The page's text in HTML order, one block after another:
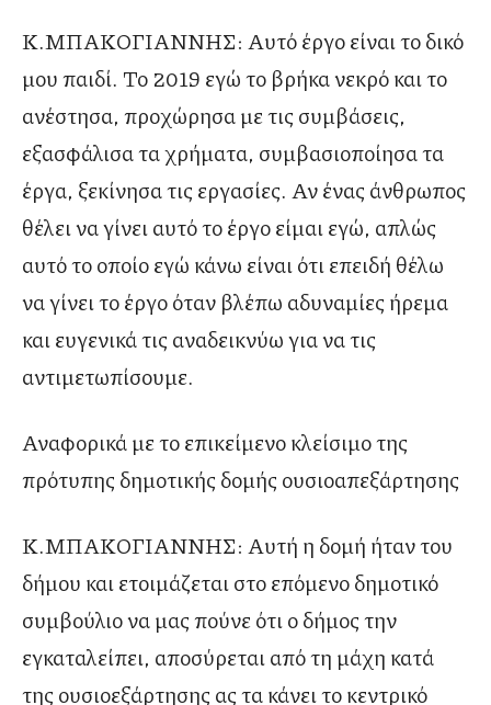
Κ.ΜΠΑΚΟΓΙΑΝΝΗΣ: Αυτό έργο είναι το δικό
μου παιδί. Το 2019 εγώ το βρήκα νεκρό και το
ανέστησα, προχώρησα με τις συμβάσεις,
εξασφάλισα τα χρήματα, συμβασιοποίησα τα
έργα, ξεκίνησα τις εργασίες. Αν ένας άνθρωπος
θέλει να γίνει αυτό το έργο είμαι εγώ, απλώς
αυτό το οποίο εγώ κάνω είναι ότι επειδή θέλω
να γίνει το έργο όταν βλέπω αδυναμίες ήρεμα
και ευγενικά τις αναδεικνύω για να τις
αντιμετωπίσουμε.
Αναφορικά με το επικείμενο κλείσιμο της
πρότυπης δημοτικής δομής ουσιοαπεξάρτησης
Κ.ΜΠΑΚΟΓΙΑΝΝΗΣ: Αυτή η δομή ήταν του
δήμου και ετοιμάζεται στο επόμενο δημοτικό
συμβούλιο να μας πούνε ότι ο δήμος την
εγκαταλείπει, αποσύρεται από τη μάχη κατά
της ουσιοεξάρτησης ας τα κάνει το κεντρικό